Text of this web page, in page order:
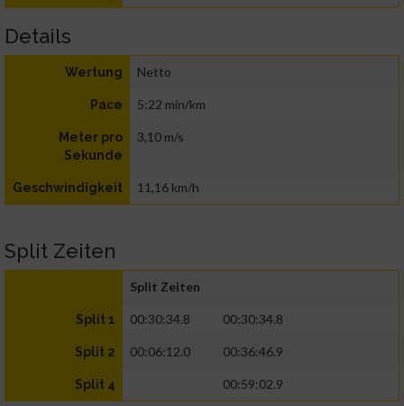
Details
Wertung Netto
Pace 5:22 min/km
Meter pro
Sekunde
3,10 m/s
Geschwindigkeit 11,16 km/h
Split Zeiten
Split Zeiten
Split 1 00:30:34.8 00:30:34.8
Split 2 00:06:12.0 00:36:46.9
Split 4 00:59:02.9